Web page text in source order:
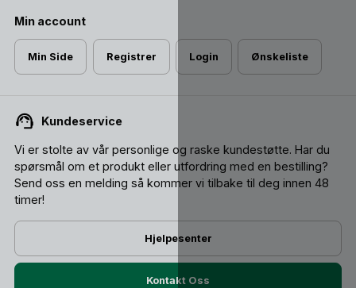
Min account
Min Side Registrer Login Ønskeliste
Kundeservice
Vi er stolte av vår personlige og raske kundestøtte. Har du
spørsmål om et produkt eller utfordring med en bestilling?
Send oss ​​en melding så kommer vi tilbake til deg innen 48
timer!
Hjelpesenter
Kontakt Oss